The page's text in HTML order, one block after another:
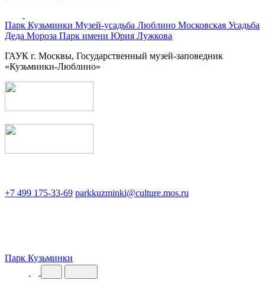
Парк Кузьминки Музей-усадьба Люблино Московская Усадьба
Деда Мороза Парк имени Юрия Лужкова
ГАУК г. Москвы, Государственный музей-заповедник
«Кузьминки-Люблино»
+7 499 175-33-69 parkkuzminki@culture.mos.ru
Парк Кузьминки